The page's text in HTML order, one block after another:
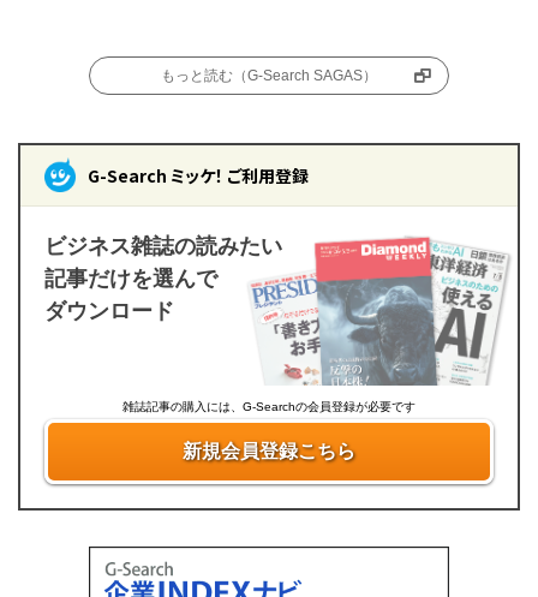
もっと読む（G-Search SAGAS）
G-Search ミッケ！ ご利用登録
ビジネス雑誌の読みたい
記事だけを選んで
ダウンロード
雑誌記事の購入には、G-Searchの会員登録が必要です
新規会員登録こちら